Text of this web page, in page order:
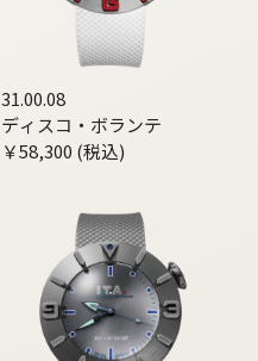
31.00.08
ディスコ・ボランテ
￥58,300 (税込)